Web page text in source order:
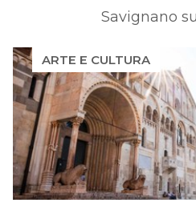
Savignano
ARTE E CULTURA